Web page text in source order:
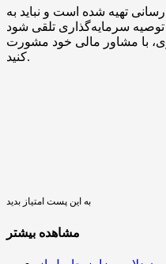
تهیه شده است و نباید به
با مشاور مالی خود مشورت
کنید.
به این پست امتیاز بدید
مشاهده بیشتر